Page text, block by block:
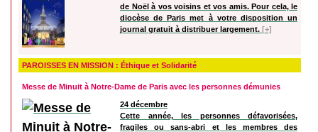
de Noël à vos voisins et vos amis. Pour cela, le
diocèse de Paris met à votre disposition un
journal gratuit à distribuer largement. [+]
PAROISSES EN MISSION : Éthique et Solidarité
Messe de Minuit à Notre-Dame de Paris avec les personnes démunies
24 décembre
Cette année, les personnes défavorisées,
fragiles ou sans-abri et les membres des